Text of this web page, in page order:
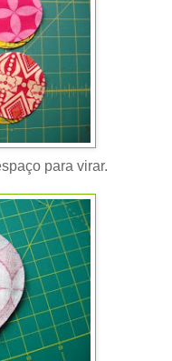
para virar.